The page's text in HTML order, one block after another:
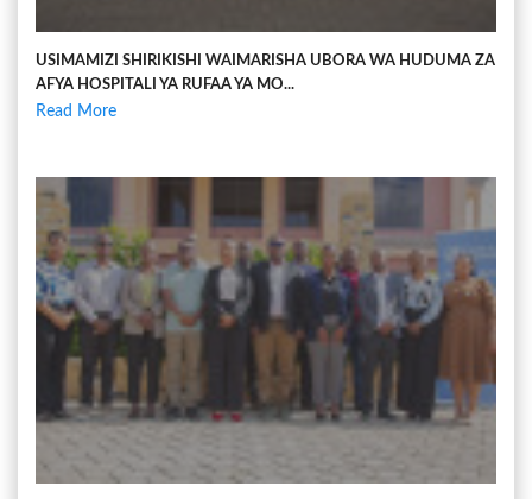
USIMAMIZI SHIRIKISHI WAIMARISHA UBORA WA HUDUMA ZA
AFYA HOSPITALI YA RUFAA YA MO...
Read More